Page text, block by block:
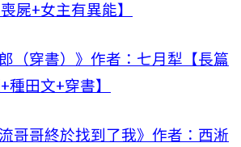
屍+女主有異能】
（穿書）》作者：七月犁【長篇
種田文+穿書】
哥哥終於找到了我》作者：西淅